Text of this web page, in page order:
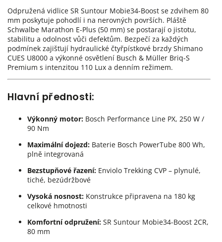
Odpružená vidlice SR Suntour Mobie34-Boost se zdvihem 80
mm poskytuje pohodlí i na nerovných površích. Pláště
Schwalbe Marathon E-Plus (50 mm) se postarají o jistotu,
stabilitu a odolnost vůči defektům. Bezpečí za každých
podmínek zajišťují hydraulické čtyřpístkové brzdy Shimano
CUES U8000 a výkonné osvětlení Busch & Müller Briq-S
Premium s intenzitou 110 Lux a denním režimem.
Hlavní přednosti:
Výkonný motor: Bosch Performance Line PX, 250 W /
90 Nm
Maximální dojezd: Baterie Bosch PowerTube 800 Wh,
plně integrovaná
Bezstupňové řazení: Enviolo Trekking CVP – plynulé,
tiché, bezúdržbové
Vysoká nosnost: Konstrukce připravena na 180 kg
celkové hmotnosti
Komfortní odpružení: SR Suntour Mobie34-Boost 2CR,
80 mm